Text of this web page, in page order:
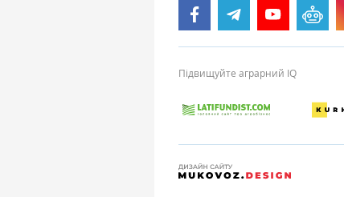
Підвищуйте аграрний IQ